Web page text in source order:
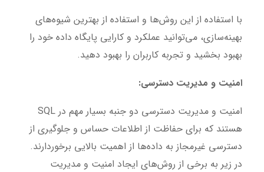
با استفاده از این روش‌ها و استفاده از بهترین شیوه‌های
بهینه‌سازی، می‌توانید عملکرد و کارایی پایگاه داده خود را
بهبود بخشید و تجربه کاربران را بهبود دهید.
امنیت و مدیریت دسترسی:
امنیت و مدیریت دسترسی دو جنبه بسیار مهم در SQL
هستند که برای حفاظت از اطلاعات حساس و جلوگیری از
دسترسی غیرمجاز به داده‌ها از اهمیت بالایی برخوردارند.
در زیر به برخی از روش‌های ایجاد امنیت و مدیریت